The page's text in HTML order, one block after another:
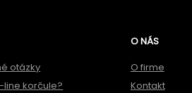
otázky
line korčule?
O NÁS
O firme
Kontakt